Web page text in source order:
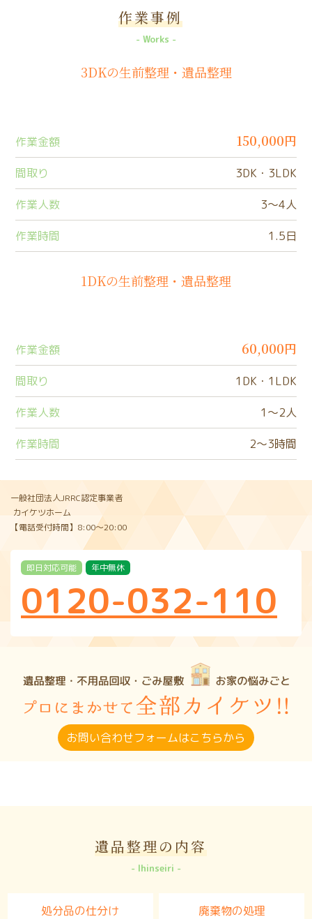
作業事例
Works
3DKの生前整理・遺品整理
作業金額 150,000円
間取り 3DK・3LDK
作業人数 3〜4人
作業時間 1.5日
1DKの生前整理・遺品整理
作業金額 60,000円
間取り 1DK・1LDK
作業人数 1〜2人
作業時間 2〜3時間
一般社団法人JRRC認定事業者
カイケツホーム
【電話受付時間】8:00〜20:00
即日対応可能 年中無休
0120-032-110
お問い合わせフォームはこちらから
遺品整理の内容
Ihinseiri
処分品の仕分け 廃棄物の処理